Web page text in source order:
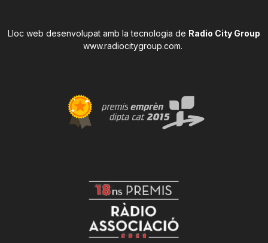
Lloc web desenvolupat amb la tecnologia de Radio City Group
www.radiocitygroup.com.